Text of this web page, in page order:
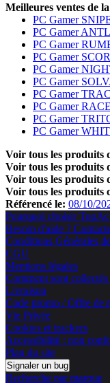
Meilleures ventes de
PC Gamer
PC Gamer
PC Gamer
PC Gamer
PC Gamer
PC Gamer
PC Gamer
PC Gamer
PC Gamer
PC Gamer
Voir tous les produits
Voir tous les produits
Voir tous les produits
Voir tous les produits
Référencé le: 08/10/
Pourquoi choisir
Besoin d'aide ?
Conditions Générales
CGU
Mentions légales
Comment sont collectés
Livraison
Code promo / Offre de
Vie Privée
Cookies et trackers
Accessibilité : non
Plan du site
Signaler un bug
Recherche par marque